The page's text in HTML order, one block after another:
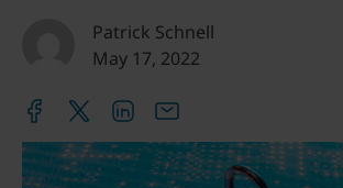
Patrick Schnell
May 17, 2022